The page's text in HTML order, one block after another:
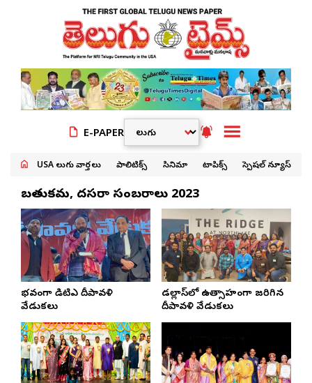
E-PAPER
USA తెలుగు వార్తలు పాలిటిక్స్ సినిమా టాపిక్స్ స్పెషల్ న్యూస్
బతుకమ్మ, దసరా సంబరాలు 2023
వైభవంగా డిటిఎ దీపావళి
వేడుకలు
డల్లాస్‌లో ఉత్సాహంగా జరిగిన
దీపావళి వేడుకలు